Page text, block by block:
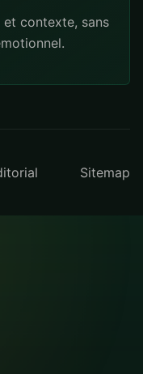
contexte, sans
Sitemap